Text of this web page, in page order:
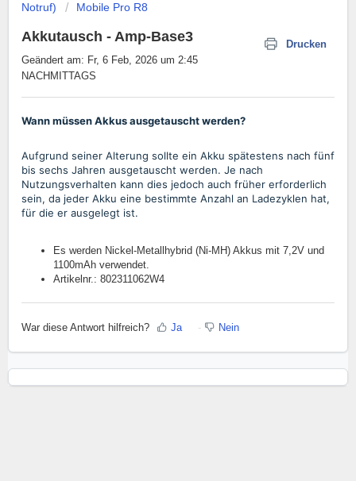
Notruf)
Mobile Pro R8
Akkutausch - Amp-Base3
Drucken
Geändert am: Fr, 6 Feb, 2026 um 2:45
NACHMITTAGS
Wann müssen Akkus ausgetauscht werden?
Aufgrund seiner Alterung sollte ein Akku spätestens nach fünf
bis sechs Jahren ausgetauscht werden. Je nach
Nutzungsverhalten kann dies jedoch auch früher erforderlich
sein, da jeder Akku eine bestimmte Anzahl an Ladezyklen hat,
für die er ausgelegt ist.
Es werden Nickel-Metallhybrid (Ni-MH) Akkus mit 7,2V und
1100mAh verwendet.
Artikelnr.: 802311062W4
War diese Antwort hilfreich? Ja Nein